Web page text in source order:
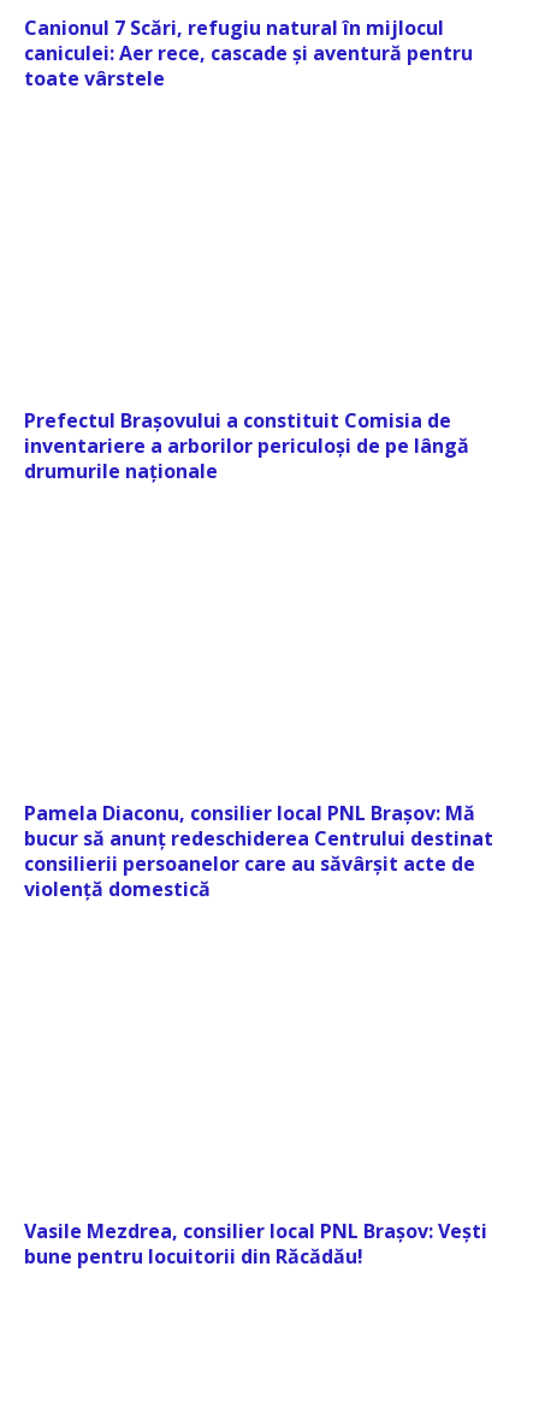
Canionul 7 Scări, refugiu natural în mijlocul
caniculei: Aer rece, cascade și aventură pentru
toate vârstele
Prefectul Brașovului a constituit Comisia de
inventariere a arborilor periculoși de pe lângă
drumurile naționale
Pamela Diaconu, consilier local PNL Brașov: Mă
bucur să anunț redeschiderea Centrului destinat
consilierii persoanelor care au săvârșit acte de
violență domestică
Vasile Mezdrea, consilier local PNL Brașov: Vești
bune pentru locuitorii din Răcădău!